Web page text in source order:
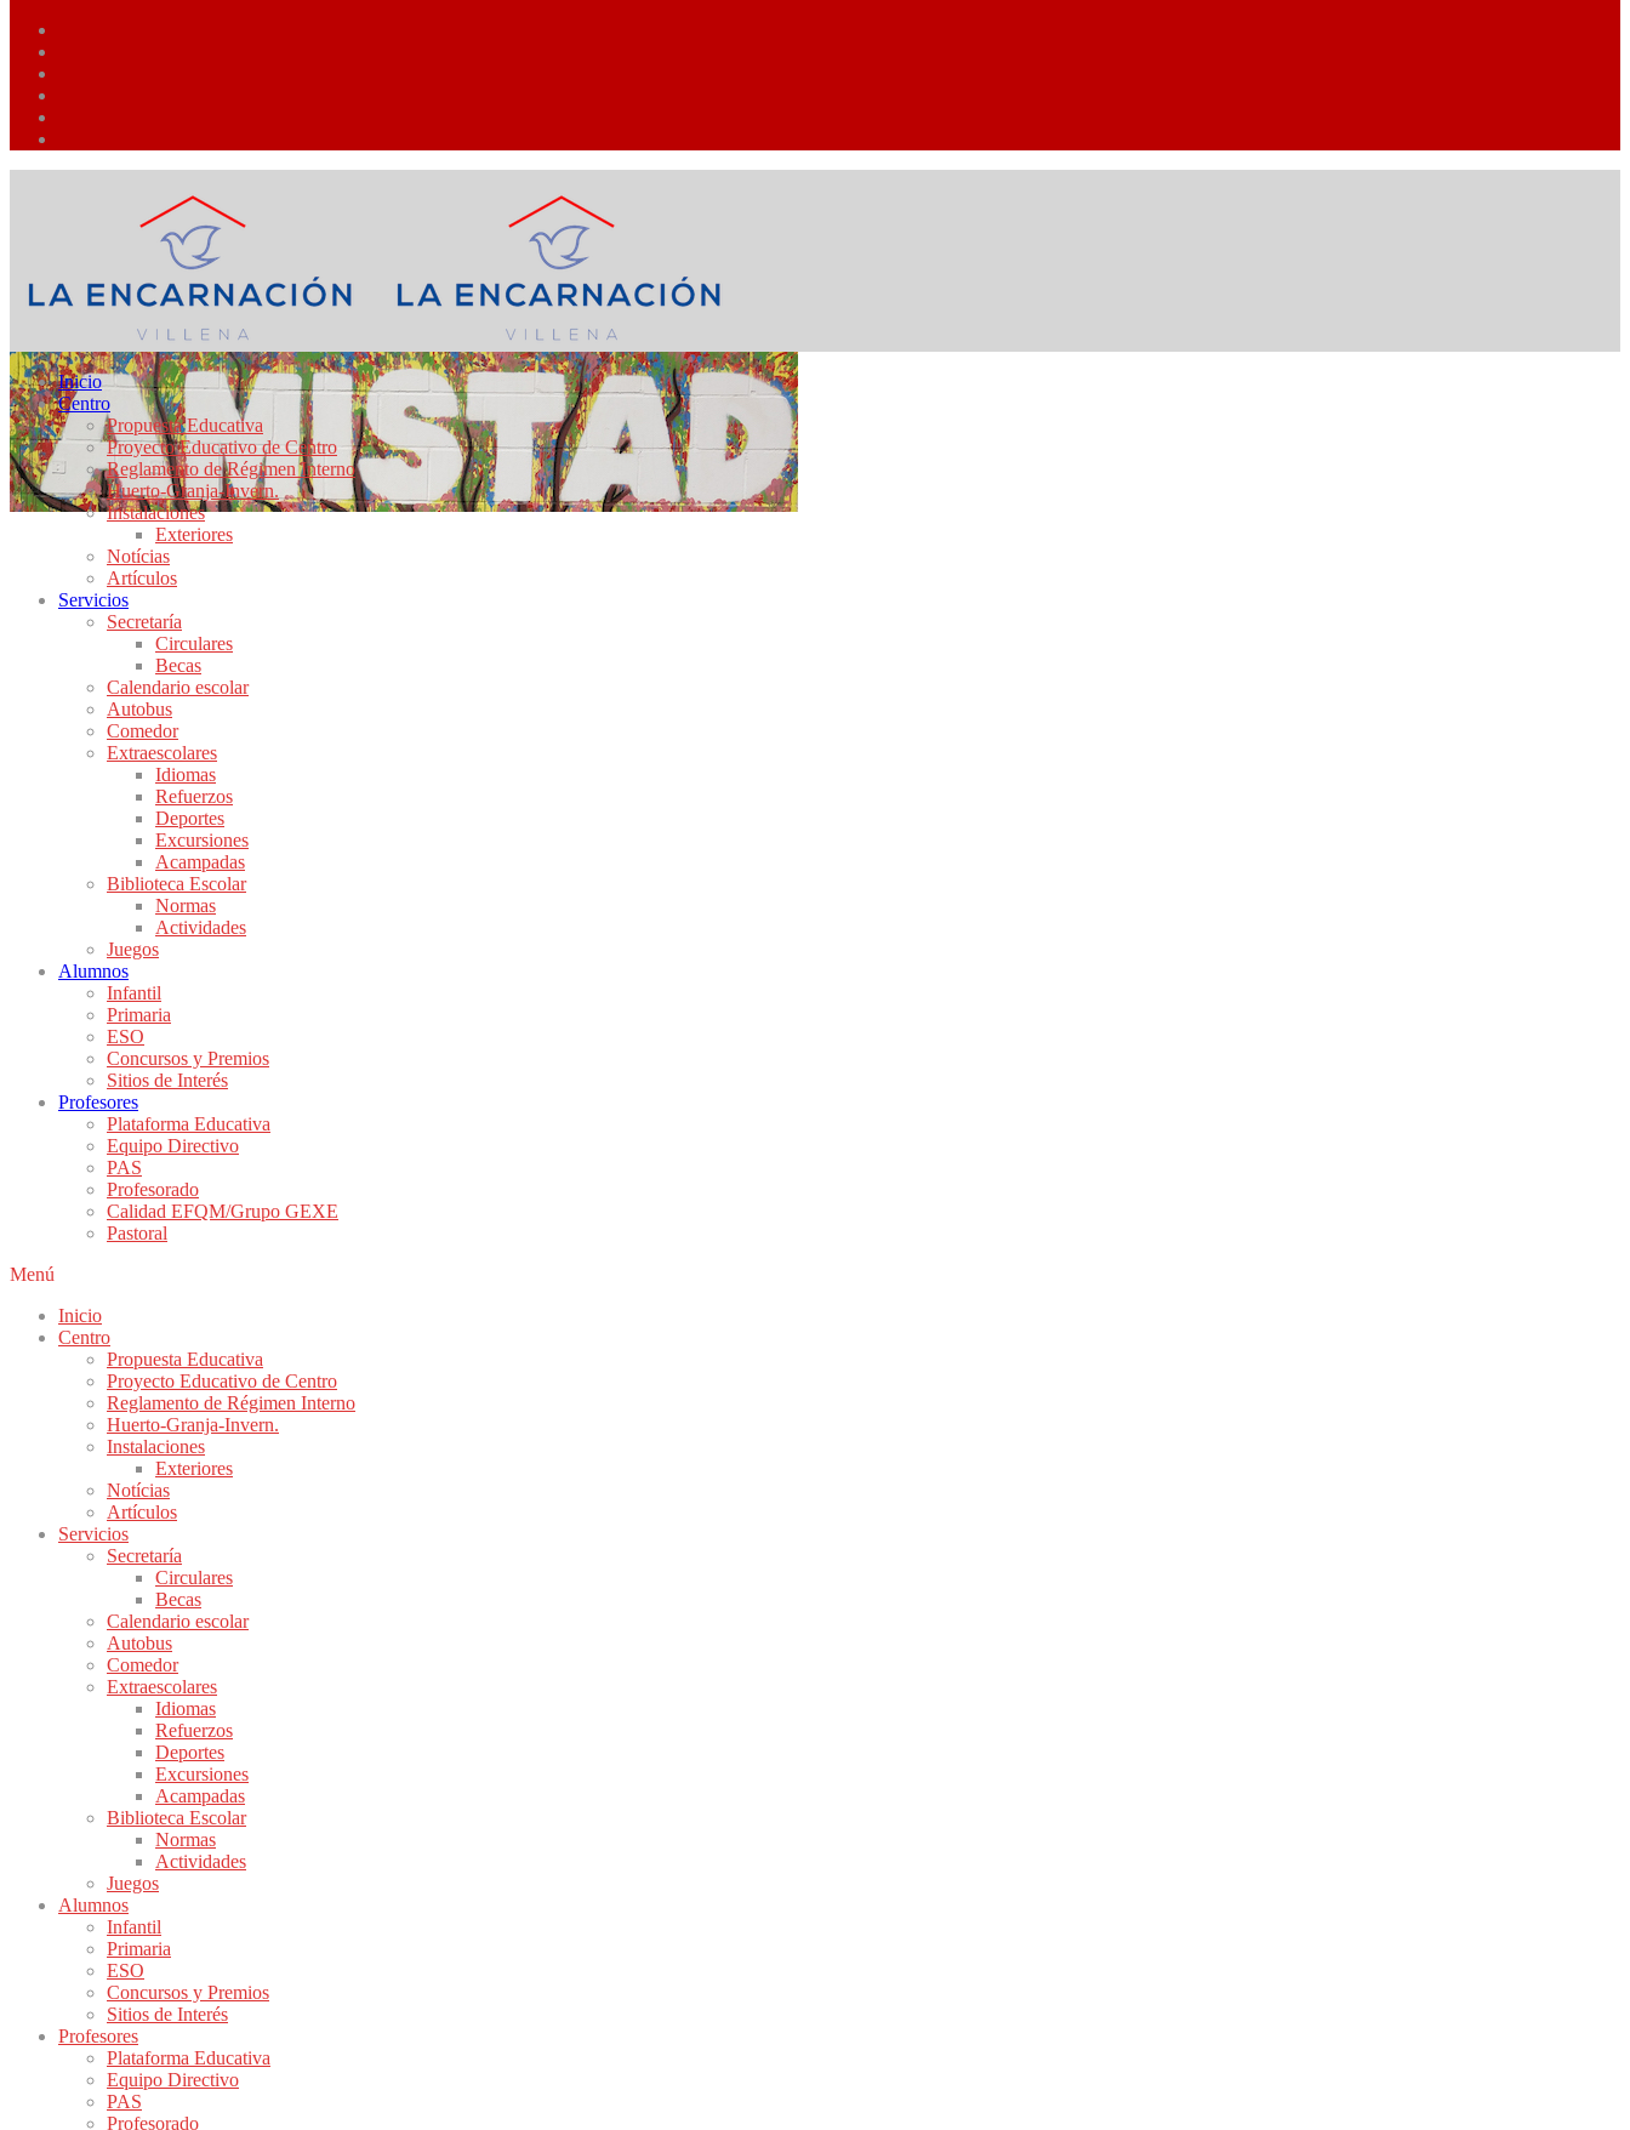
Inicio
Centro
Propuesta Educativa
Proyecto Educativo de Centro
Reglamento de Régimen Interno
Huerto-Granja-Invern.
Instalaciones
Exteriores
Notícias
Artículos
Servicios
Secretaría
Circulares
Becas
Calendario escolar
Autobus
Comedor
Extraescolares
Idiomas
Refuerzos
Deportes
Excursiones
Acampadas
Biblioteca Escolar
Normas
Actividades
Juegos
Alumnos
Infantil
Primaria
ESO
Concursos y Premios
Sitios de Interés
Profesores
Plataforma Educativa
Equipo Directivo
PAS
Profesorado
Calidad EFQM/Grupo GEXE
Pastoral
Menú
Inicio
Centro
Propuesta Educativa
Proyecto Educativo de Centro
Reglamento de Régimen Interno
Huerto-Granja-Invern.
Instalaciones
Exteriores
Notícias
Artículos
Servicios
Secretaría
Circulares
Becas
Calendario escolar
Autobus
Comedor
Extraescolares
Idiomas
Refuerzos
Deportes
Excursiones
Acampadas
Biblioteca Escolar
Normas
Actividades
Juegos
Alumnos
Infantil
Primaria
ESO
Concursos y Premios
Sitios de Interés
Profesores
Plataforma Educativa
Equipo Directivo
PAS
Profesorado